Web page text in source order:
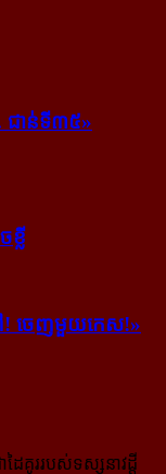
ជាន់ទី៣៥»
លី
! ចេញ​មួយ​កេស!»
ៃគូរ​របស់​ទស្សនាវដ្ដី​